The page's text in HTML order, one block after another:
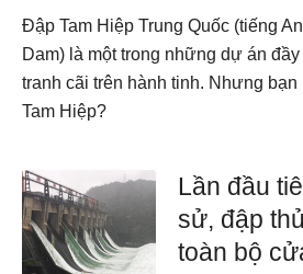
Đập Tam Hiệp Trung Quốc (tiếng
Dam) là một trong những dự án
tranh cãi trên hành tinh. Nhưng
Tam Hiệp?
Lần đầu
sử, đập
toàn bộ